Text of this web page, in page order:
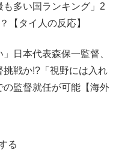
も多い国ランキング」2
【タイ人の反応】
日本代表森保一監督、
戦か!?「視野には入れ
監督就任が可能【海外
る